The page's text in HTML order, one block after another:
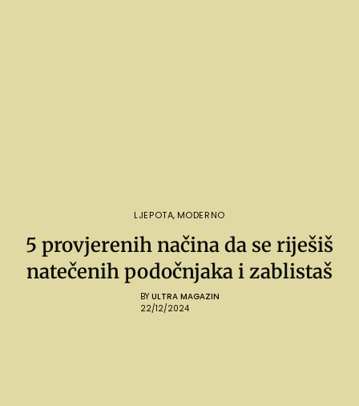
LJEPOTA, MODERNO
5 provjerenih načina da se riješiš
natečenih podočnjaka i zablistaš
BY ULTRA MAGAZIN
22/12/2024